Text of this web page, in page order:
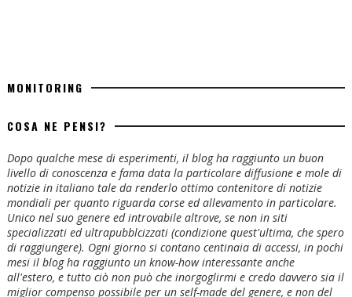
MONITORING
COSA NE PENSI?
Dopo qualche mese di esperimenti, il blog ha raggiunto un buon
livello di conoscenza e fama data la particolare diffusione e mole di
notizie in italiano tale da renderlo ottimo contenitore di notizie
mondiali per quanto riguarda corse ed allevamento in particolare.
Unico nel suo genere ed introvabile altrove, se non in siti
specializzati ed ultrapubblcizzati (condizione quest'ultima, che spero
di raggiungere). Ogni giorno si contano centinaia di accessi, in pochi
mesi il blog ha raggiunto un know-how interessante anche
all'estero, e tutto ciò non può che inorgoglirmi e credo davvero sia il
miglior compenso possibile per un self-made del genere, e non del